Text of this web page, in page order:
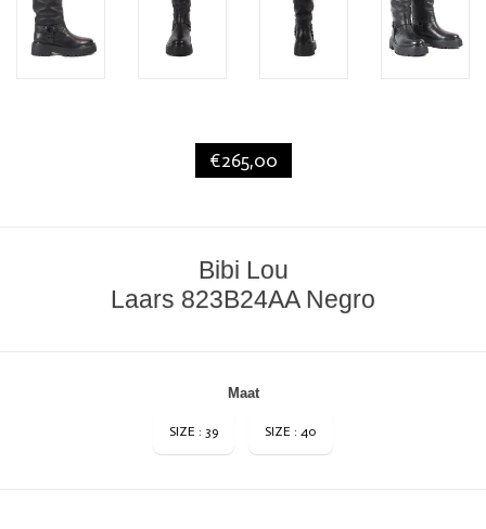
€265,00
Bibi Lou
Laars 823B24AA Negro
Maat
SIZE : 39 SIZE : 40